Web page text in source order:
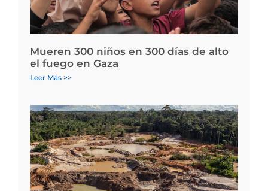
Mueren 300 niños en 300 días de alto
el fuego en Gaza
Leer Más >>